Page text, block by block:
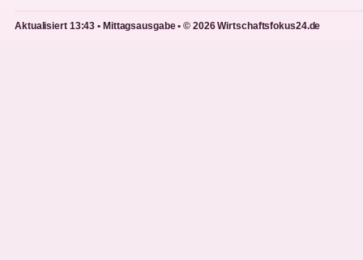
Aktualisiert 13:43 • Mittagsausgabe • © 2026 Wirtschaftsfokus24.de